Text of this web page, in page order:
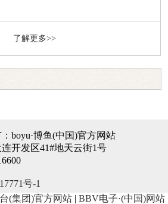
了解更多>>
boyu·博鱼(中国)官方网站
开发区41#地天云街1号
号-1
(集团)官方网站 | BBV电子·(中国)网站